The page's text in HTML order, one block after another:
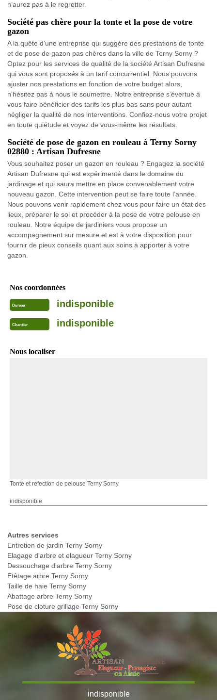
n’aurez pas à le regretter.
Société pas chère pour la tonte et la pose de votre
gazon
A la quête d’une entreprise qui suggère des prestations de tonte
et de pose de gazon pas chères dans la ville de Terny Sorny ?
Optez pour les services de qualité de la société Artisan Dufresne
qui vous sont proposés à un tarif concurrentiel. Nous pouvons
ajuster nos prestations en fonction de votre budget alors,
n’hésitez pas à nous le soumettre. Notre entreprise s’évertue à
vous faire bénéficier des tarifs les plus bas sans pour autant
négliger la qualité de nos interventions. Confiez-nous votre projet
en toute quiétude et voyez de vous-même les résultats.
Société de pose de gazon en rouleau à Terny Sorny
02880 : Artisan Dufresne
Vous souhaitez poser un gazon en rouleau ? Engagez la société
Artisan Dufresne qui est expérimenté dans le domaine du
jardinage et qui saura mettre en place convenablement votre
nouveau gazon. Cette intervention peut se faire toute l’année.
Nous pouvons venir rapidement chez vous pour faire un état des
lieux, préparer le sol et procéder à la pose de votre pelouse en
rouleau. Notre équipe de jardiniers vous propose un
accompagnement sur mesure et est à votre disposition pour
fournir de pieux conseils quant aux soins à apporter à votre
gazon.
Nos coordonnées
Bureau indisponible
Chantier indisponible
Nous localiser
Tonte et refection de pelouse Terny Sorny
indisponible
Autres services
Entretien de jardin Terny Sorny
Elagage d'arbre et elagueur Terny Sorny
Dessouchage d'arbre Terny Sorny
Etêtage arbre Terny Sorny
Taille de haie Terny Sorny
Abattage arbre Terny Sorny
Pose de cloture grillage Terny Sorny
indisponible